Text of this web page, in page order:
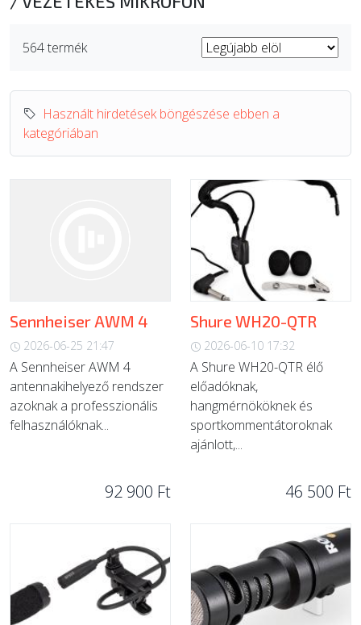
564 termék
Használt hirdetések böngészése ebben a
kategóriában
Sennheiser AWM 4
2026-06-25 21:47
A Sennheiser AWM 4
antennakihelyező rendszer
azoknak a professzionális
felhasználóknak...
92 900 Ft
Shure WH20-QTR
2026-06-10 17:32
A Shure WH20-QTR élő
előadóknak,
hangmérnököknek és
sportkommentátoroknak
ajánlott,...
46 500 Ft